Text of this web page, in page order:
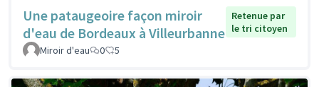
Une pataugeoire façon miroir
d'eau de Bordeaux à Villeurbanne
Retenue par
le tri citoyen
Miroir d'eau
0 5